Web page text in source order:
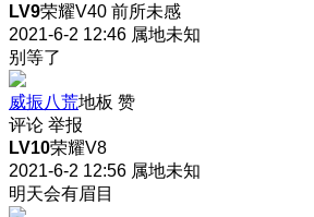
LV9荣耀V40 前所未感
2021-6-2 12:46 属地未知
别等了
威振八荒地板 赞
评论 举报
LV10荣耀V8
2021-6-2 12:56 属地未知
明天会有眉目